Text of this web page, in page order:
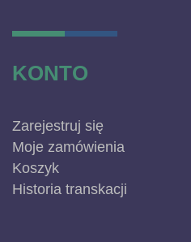
KONTO
Zarejestruj się
Moje zamówienia
Koszyk
Historia transkacji